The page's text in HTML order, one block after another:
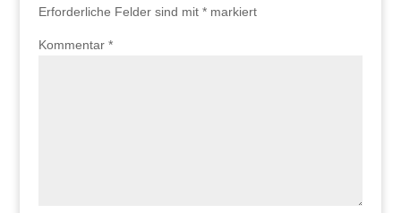
Erforderliche Felder sind mit *markiert
Kommentar *